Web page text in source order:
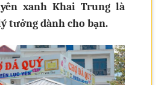
xanh Khai Trung là
tưởng dành cho bạn.